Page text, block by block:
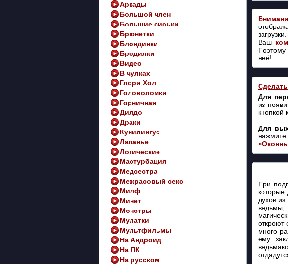
Аркады
Большой член
Большие сиськи
Брюнетки
Блондинки
Бродилки
Видео
В чулках
Глори Хол
Головоломки
Горничная
Дилдо
Драки
Кунилингус
Лапанье
Логические
Мастурбация
Медсестра
Межрасовый секс
Милф
Минет
Монстры
Мулатки
Мультфильмы
На Андроид
На ПК
На русском
Ваш
Поэтому
неё!
Для
из
кнопкой
Для
При
которые
духов
откроют
много
ему